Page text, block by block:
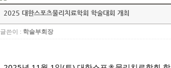
2025 대한스포츠물리치료학회 학술대회 개최
글쓴이 : 학술부회장